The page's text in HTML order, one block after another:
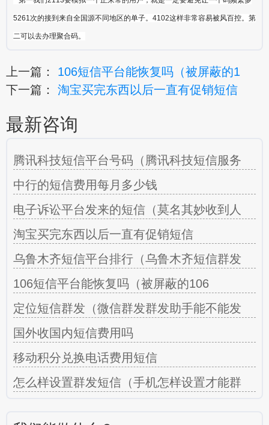
5261次的接到来自全国源不同地区的单子。4102这样非常容易被风百控。第
二可以去办理聚合码。
上一篇： 106短信平台能恢复吗（被屏蔽的1
下一篇： 淘宝买完东西以后一直有促销短信
最新咨询
腾讯科技短信平台号码（腾讯科技短信服务
中行的短信费用每月多少钱
电子诉讼平台发来的短信（莫名其妙收到人
淘宝买完东西以后一直有促销短信
乌鲁木齐短信平台排行（乌鲁木齐短信群发
106短信平台能恢复吗（被屏蔽的106
定位短信群发（微信群发群发助手能不能发
国外收国内短信费用吗
移动积分兑换电话费用短信
怎么样设置群发短信（手机怎样设置才能群